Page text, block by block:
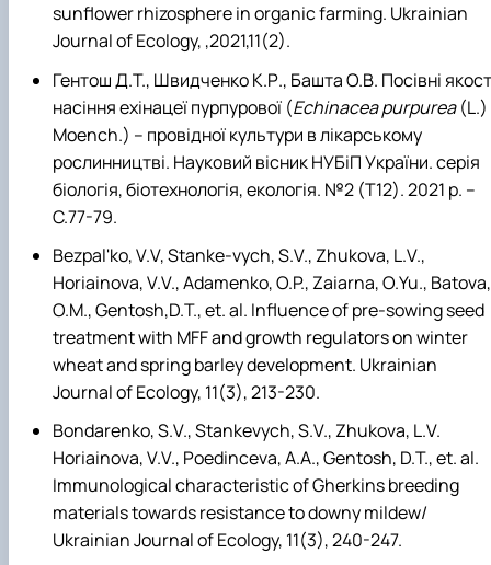
sunflower rhizosphere in organic farming. Ukrainian
Journal of Ecology, ,2021,11(2).
Гентош Д.Т., Швидченко К.Р., Башта О.В. Посівні
насіння ехінацеї пурпурової (Echinacea purpurea(L.)
Moench.) – провідної культури в лікарському
рослинництві. Науковий вісник НУБіП України. серія
біологія, біотехнологія, екологія. №2 (T12). 2021 р. –
С.77-79.
Bezpal'ko, V.V, Stanke-vych, S.V., Zhukova, L.V.,
Horiainova, V.V., Adamenko, O.P., Zaiarna, O.Yu., Batova,
O.M., Gentosh,D.T., et. al. Influence of pre-sowing seed
treatment with MFF and growth regulators on winter
wheat and spring barley development. Ukrainian
Journal of Ecology, 11(3), 213-230.
Bondarenko, S.V., Stankevych, S.V., Zhukova, L.V.
Horiainova, V.V., Poedinceva, А.A., Gentosh, D.T., et. al.
Immunological characteristic of Gherkins breeding
materials towards resistance to downy mildew/
Ukrainian Journal of Ecology, 11(3), 240-247.